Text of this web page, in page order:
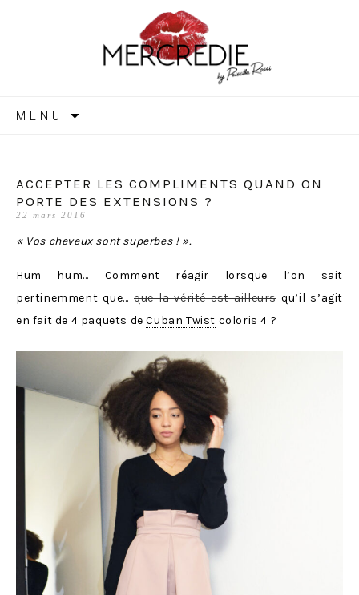
MERCREDIE
MENU
ACCEPTER LES COMPLIMENTS QUAND ON
PORTE DES EXTENSIONS ?
22 mars 2016
« Vos cheveux sont superbes ! ».
Hum hum… Comment réagir lorsque l’on sait
pertinemment que… que la vérité est ailleursqu’il s’agit
en fait de 4 paquets deCuban Twist coloris 4 ?